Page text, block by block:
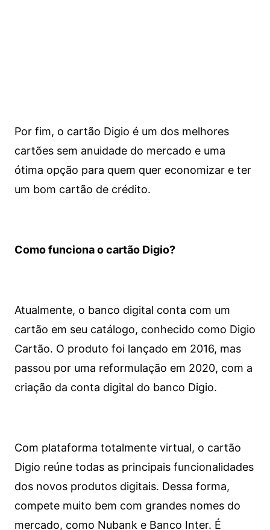
Por fim, o cartão Digio é um dos melhores
cartões sem anuidade do mercado e uma
ótima opção para quem quer economizar e ter
um bom cartão de crédito.
Como funciona o cartão Digio?
Atualmente, o banco digital conta com um
cartão em seu catálogo, conhecido como Digio
Cartão. O produto foi lançado em 2016, mas
passou por uma reformulação em 2020, com a
criação da conta digital do banco Digio.
Com plataforma totalmente virtual, o cartão
Digio reúne todas as principais funcionalidades
dos novos produtos digitais. Dessa forma,
compete muito bem com grandes nomes do
mercado, como Nubank e Banco Inter. É